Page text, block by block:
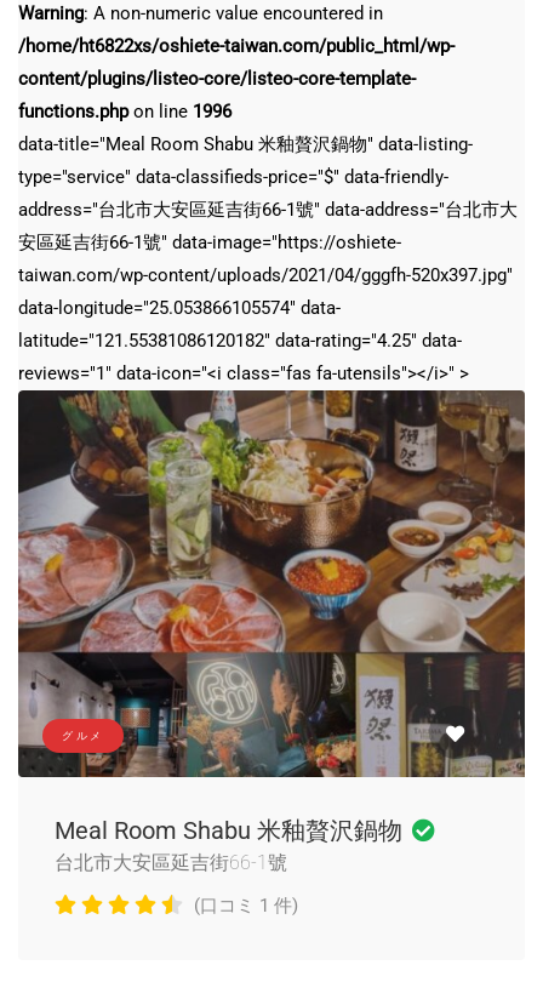
Warning: A non-numeric value encountered in
/home/ht6822xs/oshiete-taiwan.com/public_html/wp-
content/plugins/listeo-core/listeo-core-template-
functions.phpon line 1996
data-title="Meal Room Shabu 米釉贅沢鍋物" data-listing-
type="service" data-classifieds-price="$" data-friendly-
address="台北市大安區延吉街66-1號" data-address="台北市大
安區延吉街66-1號" data-image="https://oshiete-
taiwan.com/wp-content/uploads/2021/04/gggfh-520x397.jpg"
data-longitude="25.053866105574" data-
latitude="121.55381086120182" data-rating="4.25" data-
reviews="1" data-icon="<i class="fas fa-utensils"></i>" >
グルメ
Meal Room Shabu 米釉贅沢鍋物
台北市大安區延吉街66-1號
(口コミ 1 件)